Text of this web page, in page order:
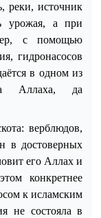
реки, источник
урожая,
а при
с помощью
гидронасосов
в одном из
Аллаха, да
верблюдов,
в достоверных
его Аллах и
конкретнее
к исламским
не состояла в